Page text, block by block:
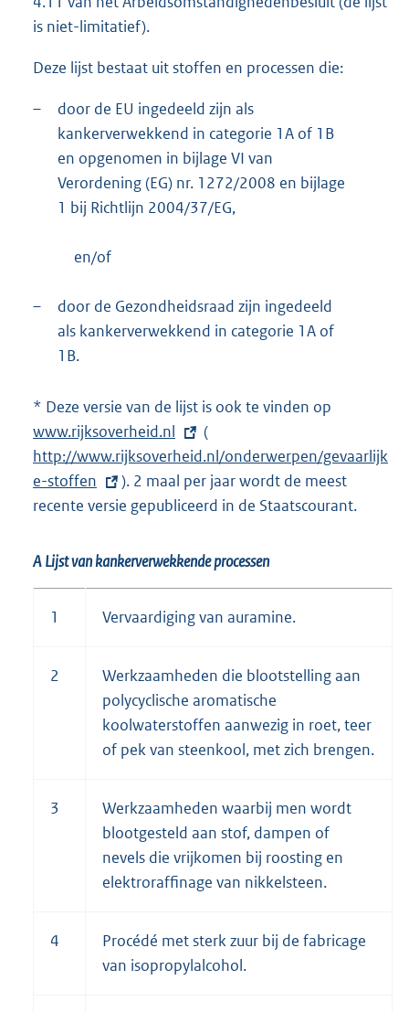
is niet-limitatief).
Deze lijst bestaat uit stoffen en processen die:
–
door de EU ingedeeld zijn als
kankerverwekkend in categorie 1A of 1B
en opgenomen in bijlage VI van
Verordening (EG) nr. 1272/2008 en bijlage
1 bij Richtlijn 2004/37/EG,
en/of
–
door de Gezondheidsraad zijn ingedeeld
als kankerverwekkend in categorie 1A of
1B.
* Deze versie van de lijst is ook te vinden op
t
e
r
www.rijksoverheid.nl (
x
t
e
n
i
k
:
http://www.rijksoverheid.nl/onderwerpen/gevaarlijk
e-stoffen
). 2 maal per jaar wordt de meest
recente versie gepubliceerd in de Staatscourant.
A Lijst van kankerverwekkende processen
1 Vervaardiging van auramine.
2
Werkzaamheden die blootstelling aan
polycyclische aromatische
koolwaterstoffen aanwezig in roet, teer
of pek van steenkool, met zich brengen.
3
Werkzaamheden waarbij men wordt
blootgesteld aan stof, dampen of
nevels die vrijkomen bij roosting en
elektroraffinage van nikkelsteen.
4
Procédé met sterk zuur bij de fabricage
van isopropylalcohol.